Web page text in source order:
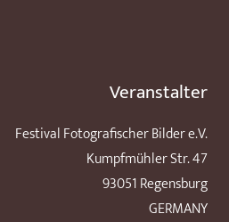
Veranstalter
Festival Fotografischer Bilder e.V.
Kumpfmühler Str. 47
93051 Regensburg
GERMANY